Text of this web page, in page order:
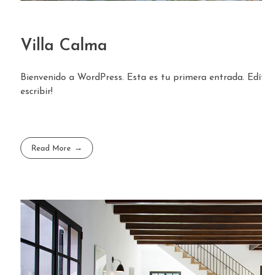
Villa Calma
Bienvenido a WordPress. Esta es tu primera entrada.
escribir!
Read More